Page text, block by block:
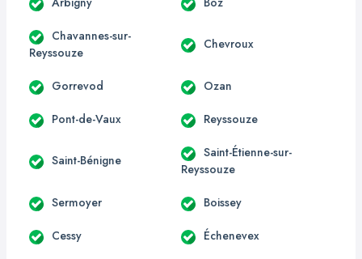
Chavannes-sur-
Reyssouze
Chevroux
Gorrevod Ozan
Pont-de-Vaux Reyssouze
Saint-Bénigne
Saint-Étienne-sur-
Reyssouze
Sermoyer Boissey
Cessy Échenevex